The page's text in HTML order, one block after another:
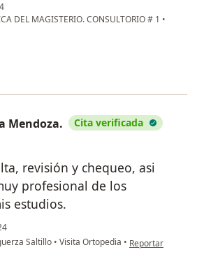
DEL MAGISTERIO. CONSULTORIO # 1 •
cristel
Mendoza. Cita verificada
revisión y chequeo, asi
profesional de los
estudios.
Saltillo • Visita Ortopedia • en opinión del
Reportar